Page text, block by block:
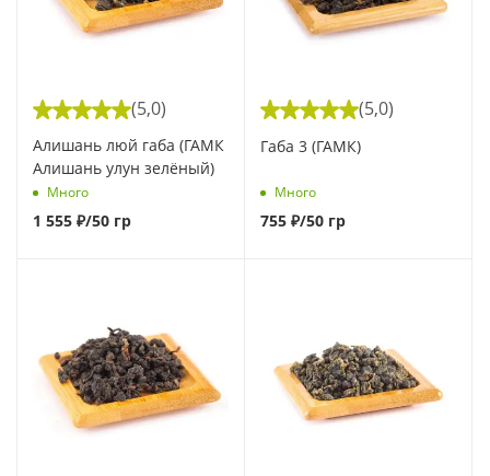
(5,0)
Алишань люй габа (ГАМК
Алишань улун зелёный)
Много
1 555 ₽/50 гр
(5,0)
Габа 3 (ГАМК)
Много
755 ₽/50 гр